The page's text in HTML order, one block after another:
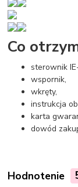
Co
sterownik
wspornik,
wkręty,
instrukcja
karta
dowód
Hodnotenie